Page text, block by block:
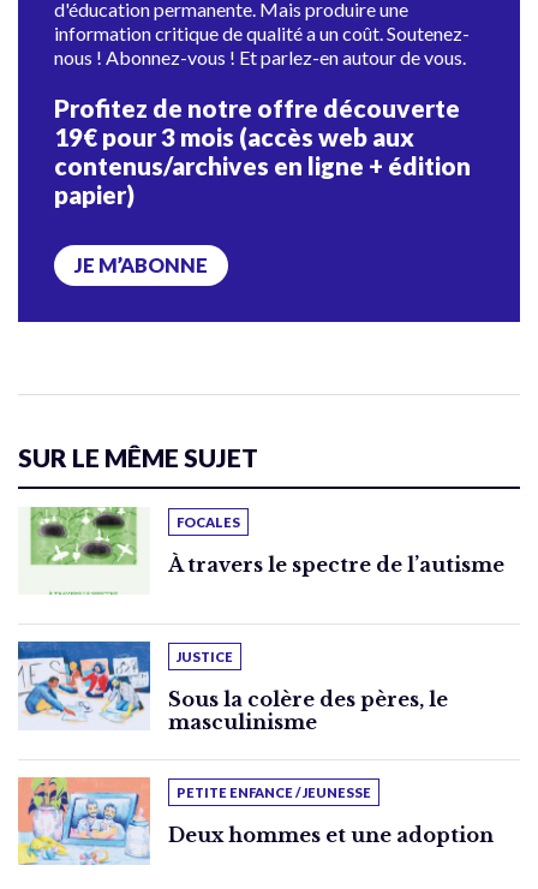
d'éducation permanente. Mais produire une
information critique de qualité a un coût. Soutenez-
nous ! Abonnez-vous ! Et parlez-en autour de vous.
Profitez de notre offre découverte
19€ pour 3 mois (accès web aux
contenus/archives en ligne + édition
papier)
JE M’ABONNE
SUR LE MÊME SUJET
FOCALES
À travers le spectre de l’autisme
JUSTICE
Sous la colère des pères, le
masculinisme
PETITE ENFANCE / JEUNESSE
Deux hommes et une adoption